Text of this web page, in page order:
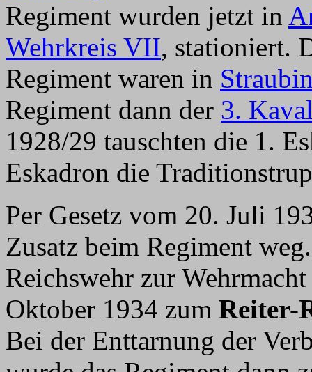
Regiment wurden jetzt in
Wehrkreis VII, stationiert.
Regiment waren in
Regiment dann der 3.
1928/29 tauschten die 1.
Eskadron die
Per Gesetz vom 20. Juli
Zusatz beim Regiment
Reichswehr zur
Oktober 1934 zum Reiter-
Bei der Enttarnung der